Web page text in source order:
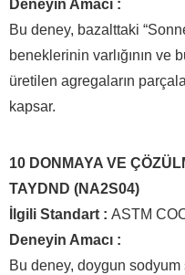
Deneyin Amacı :
Bu deney, bazalttaki
beneklerinin varlığının ve
üretilen agregaların
kapsar.
10 DONMAYA VE
TAYDND (NA2S04)
İlgili Standart : ASTM
Deneyin Amacı :
Bu deney, doygun